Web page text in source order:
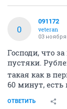
0
091172
veteran
03 ноября
Господи, что
пустяки.
такая как в
60 минут, есть
ОТВЕТИТЬ